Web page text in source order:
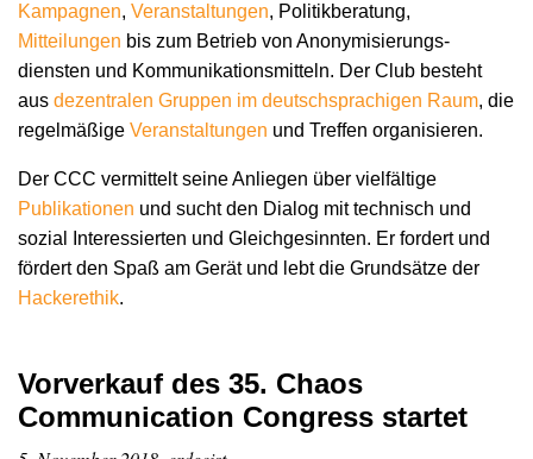
Kampagnen, Veranstaltungen, Politikberatung,
Mitteilungen bis zum Betrieb von Anonymisierungs­
diensten und Kommunikations­mitteln. Der Club besteht
aus dezentralen Gruppen im deutschsprachigen Raum, die
regelmäßige Veranstaltungen und Treffen organisieren.
Der CCC vermittelt seine Anliegen über vielfältige
Publikationen und sucht den Dialog mit technisch und
sozial Interessierten und Gleichgesinnten. Er fordert und
fördert den Spaß am Gerät und lebt die Grundsätze der
Hacker­ethik.
Vorverkauf des 35. Chaos
Communication Congress startet